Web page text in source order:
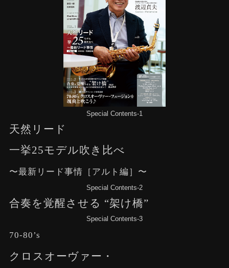
Special Contents-1
天然リード
一挙25モデル吹き比べ
〜最新リード事情［アルト編］〜
Special Contents-2
合奏を覚醒させる “架け橋”
Special Contents-3
70-80’s
クロスオーヴァー・